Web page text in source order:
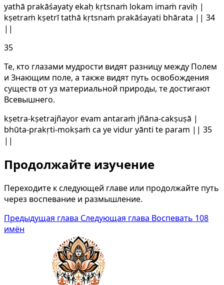
yathā prakāśayaty ekaḥ kṛtsnaṁ lokam imaṁ raviḥ |
kṣetraṁ kṣetrī tathā kṛtsnaṁ prakāśayati bhārata || 34
||
35
Те, кто глазами мудрости видят разницу между Полем
и Знающим поле, а также видят путь освобождения
существ от уз материальной природы, те достигают
Всевышнего.
kṣetra-kṣetrajñayor evam antaraṁ jñāna-cakṣuṣā |
bhūta-prakṛti-mokṣaṁ ca ye vidur yānti te param || 35
||
Продолжайте изучение
Переходите к следующей главе или продолжайте путь
через воспевание и размышление.
Предыдущая глава Следующая глава Воспевать 108
имён